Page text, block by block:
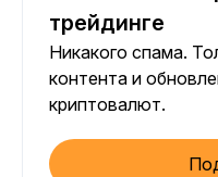
трейдинге
Никакого спама.
контента и
криптовалют.